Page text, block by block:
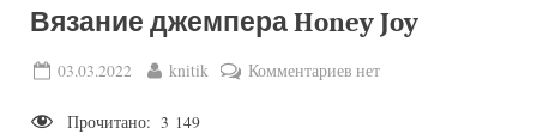
Вязание джемпера Honey Joy
Posted
03.03.2022 By
knitik Комментариевкнет
Прочитано: 3 149